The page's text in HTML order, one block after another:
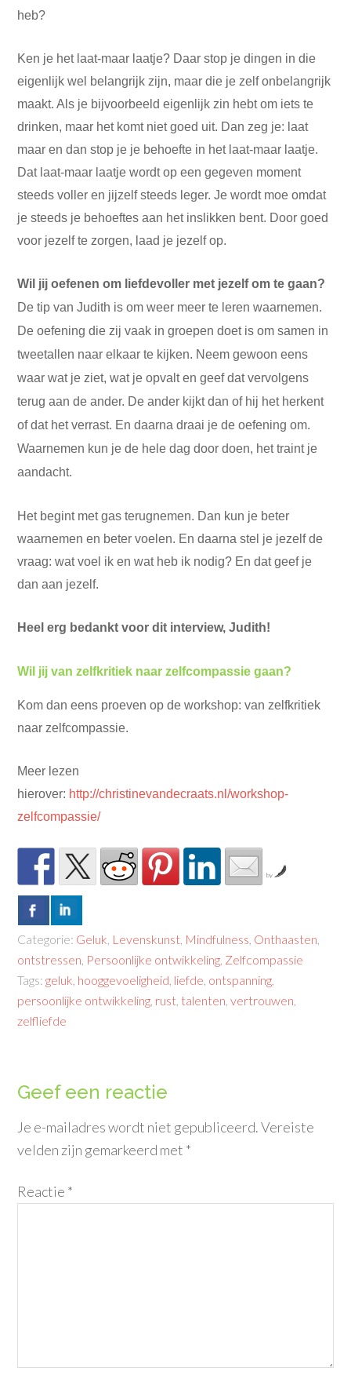
heb?
Ken je het laat-maar laatje? Daar stop je dingen in die
eigenlijk wel belangrijk zijn, maar die je zelf onbelangrijk
maakt. Als je bijvoorbeeld eigenlijk zin hebt om iets te
drinken, maar het komt niet goed uit. Dan zeg je: laat
maar en dan stop je je behoefte in het laat-maar laatje.
Dat laat-maar laatje wordt op een gegeven moment
steeds voller en jijzelf steeds leger. Je wordt moe omdat
je steeds je behoeftes aan het inslikken bent. Door goed
voor jezelf te zorgen, laad je jezelf op.
Wil jij oefenen om liefdevoller met jezelf om te gaan?
De tip van Judith is om weer meer te leren waarnemen.
De oefening die zij vaak in groepen doet is om samen in
tweetallen naar elkaar te kijken. Neem gewoon eens
waar wat je ziet, wat je opvalt en geef dat vervolgens
terug aan de ander. De ander kijkt dan of hij het herkent
of dat het verrast. En daarna draai je de oefening om.
Waarnemen kun je de hele dag door doen, het traint je
aandacht.
Het begint met gas terugnemen. Dan kun je beter
waarnemen en beter voelen. En daarna stel je jezelf de
vraag: wat voel ik en wat heb ik nodig? En dat geef je
dan aan jezelf.
Heel erg bedankt voor dit interview, Judith!
Wil jij van zelfkritiek naar zelfcompassie gaan?
Kom dan eens proeven op de workshop: van zelfkritiek
naar zelfcompassie.
Meer lezen
hierover: http://christinevandecraats.nl/workshop-
zelfcompassie/
by
Categorie: Geluk Levenskunst Mindfulness Onthaasten
ontstressen Persoonlijke ontwikkeling Zelfcompassie
Tags:geluk hooggevoeligheid liefde ontspanning
persoonlijke ontwikkeling rust talenten ,vertrouwen
zelfliefde
Geef een reactie
Je e-mailadres wordt niet gepubliceerd.Vereiste
velden zijn gemarkeerd met *
Reactie *